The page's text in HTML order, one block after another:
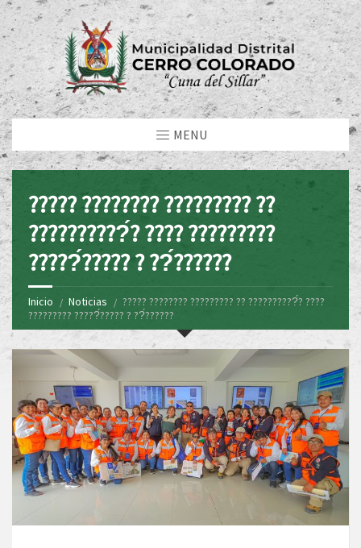
MENU
????? ???????? ????????? ??
??????????́? ???? ?????????
?????́????? ? ??́??????
Inicio Noticias
????? ???????? ????????? ?? ??????????́? ????
????????? ?????́????? ? ??́??????